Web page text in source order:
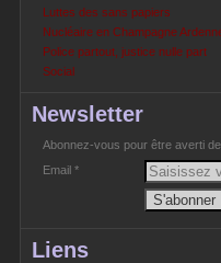
Luttes des sans papiers
Nucléaire en Champagne
Police partout, justice nulle part
Social
Newsletter
Abonnez-vous pour être averti
Email
Liens